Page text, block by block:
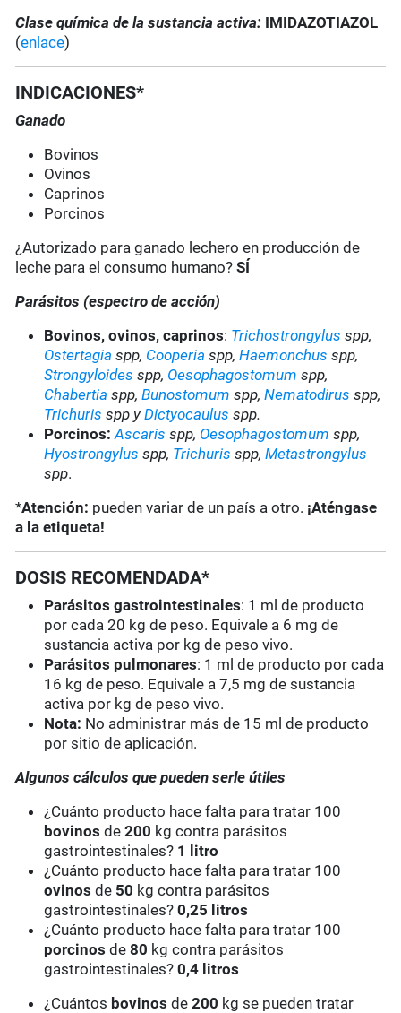
Clase química de la sustancia activa: IMIDAZOTIAZOL
(enlace)
INDICACIONES*
Ganado
Bovinos
Ovinos
Caprinos
Porcinos
¿Autorizado para ganado lechero en producción de
leche para el consumo humano?SÍ
Parásitos (espectro de acción)
Bovinos, ovinos, caprinos: Trichostrongylus spp,
Ostertagia spp, Cooperia spp,Haemonchus spp,
Strongyloides spp, Oesophagostomum spp,
Chabertia spp,Bunostomum spp,Nematodirus spp,
Trichuris spp yDictyocaulus spp.
Porcinos: Ascarisspp, Oesophagostomum spp,
Hyostrongylus spp, Trichuris spp,Metastrongylus
spp.
*Atención: pueden variar de un país a otro. ¡Aténgase
a la etiqueta!
DOSIS RECOMENDADA*
Parásitos gastrointestinales: 1 ml de producto
por cada 20 kg de peso. Equivale a 6 mg de
sustancia activa por kg de peso vivo.
Parásitos pulmonares: 1 ml de producto por cada
16 kg de peso. Equivale a 7,5 mg de sustancia
activa por kg de peso vivo.
Nota: No administrar más de 15 ml de producto
por sitio de aplicación.
Algunos cálculos que pueden serle útiles
¿Cuánto producto hace falta para tratar 100
bovinos de200 kg contra parásitos
gastrointestinales? 1 litro
¿Cuánto producto hace falta para tratar 100
ovinos de 50 kg contra parásitos
gastrointestinales? 0,25 litros
¿Cuánto producto hace falta para tratar 100
porcinos de80 kg contra parásitos
gastrointestinales? 0,4 litros
¿Cuántos bovinos de200 kg se pueden tratar